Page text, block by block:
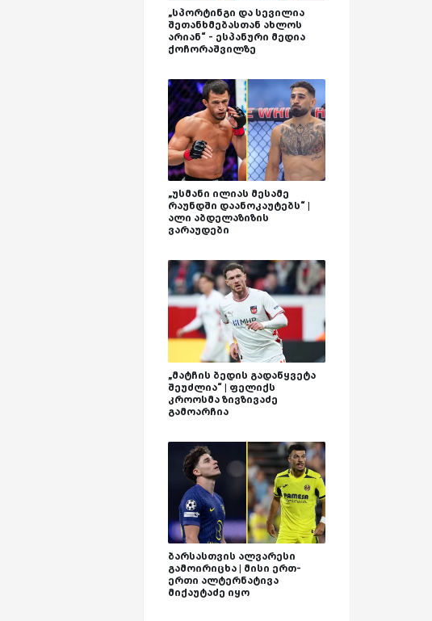
„სპორტინგი და სევილია
შეთანხმებასთან ახლოს
არიან“ - ესპანური მედია
ქოჩორაშვილზე
„უსმანი ილიას მესამე
რაუნდში დაანოკაუტებს“ |
ალი აბდელაზიზის
ვარაუდები
„მატჩის ბედის გადაწყვეტა
შეუძლია“ | ფელიქს
კროოსმა ზივზივაძე
გამოარჩია
ბარსასთვის ალვარესი
გამოირიცხა | მისი ერთ-
ერთი ალტერნატივა
მიქაუტაძე იყო